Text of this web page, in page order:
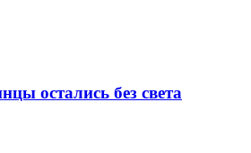
остались без света